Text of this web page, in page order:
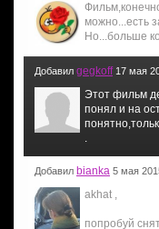
можно...есть
Но...больше
Добавил gegkoff17 мая
Этот фильм
понял и на
.
Добавил bianka 5 мая
akhat ,
попробуй